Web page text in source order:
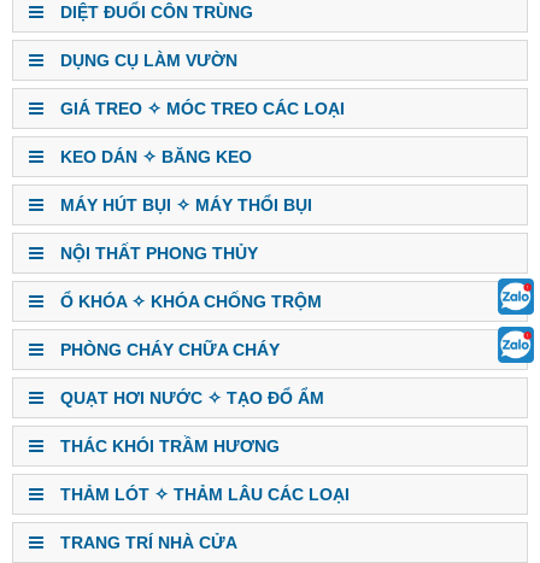
DIỆT ĐUỔI CÔN TRÙNG
DỤNG CỤ LÀM VƯỜN
GIÁ TREO ✧ MÓC TREO CÁC LOẠI
KEO DÁN ✧ BĂNG KEO
MÁY HÚT BỤI ✧ MÁY THỔI BỤI
NỘI THẤT PHONG THỦY
Ổ KHÓA ✧ KHÓA CHỐNG TRỘM
PHÒNG CHÁY CHỮA CHÁY
QUẠT HƠI NƯỚC ✧ TẠO ĐỔ ẨM
THÁC KHÓI TRẦM HƯƠNG
THẢM LÓT ✧ THẢM LÂU CÁC LOẠI
TRANG TRÍ NHÀ CỬA